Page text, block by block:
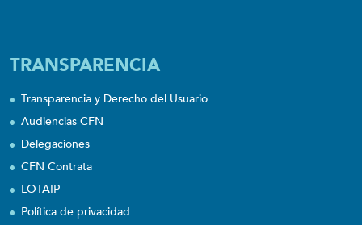
TRANSPARENCIA
Transparencia y Derecho del Usuario
Audiencias CFN
Delegaciones
CFN Contrata
LOTAIP
Política de privacidad